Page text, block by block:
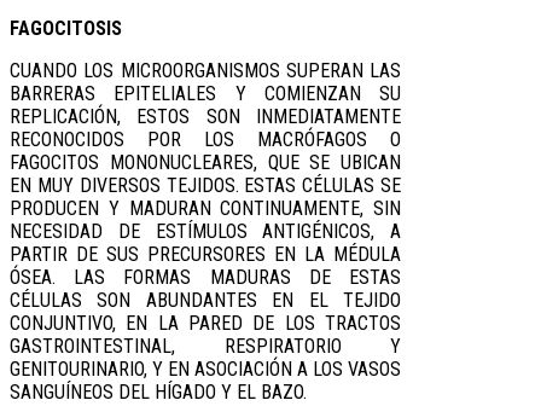
FAGOCITOSIS
CUANDO LOS MICROORGANISMOS SUPERAN LAS
BARRERAS EPITELIALES Y COMIENZAN SU
REPLICACIÓN, ESTOS SON INMEDIATAMENTE
RECONOCIDOS POR LOS MACRÓFAGOS O
FAGOCITOS MONONUCLEARES, QUE SE UBICAN
EN MUY DIVERSOS TEJIDOS. ESTAS CÉLULAS SE
PRODUCEN Y MADURAN CONTINUAMENTE, SIN
NECESIDAD DE ESTÍMULOS ANTIGÉNICOS, A
PARTIR DE SUS PRECURSORES EN LA MÉDULA
ÓSEA. LAS FORMAS MADURAS DE ESTAS
CÉLULAS SON ABUNDANTES EN EL TEJIDO
CONJUNTIVO, EN LA PARED DE LOS TRACTOS
GASTROINTESTINAL, RESPIRATORIO Y
GENITOURINARIO, Y EN ASOCIACIÓN A LOS VASOS
SANGUÍNEOS DEL HÍGADO Y EL BAZO.